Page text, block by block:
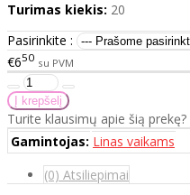
Turimas kiekis: 20
Pasirinkite :
€650 su PVM
Turite klausimų apie šią prekę?
Gamintojas: Linas vaikams
(0) Atsiliepimai